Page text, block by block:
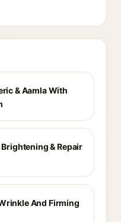
& Aamla With
& Repair
And Firming